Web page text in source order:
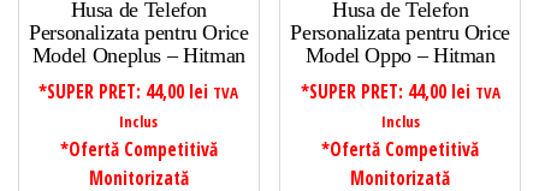
Husa de Telefon
Personalizata pentru Orice
Model Oneplus – Hitman
*SUPER PRET: 44,00 lei TVA
Inclus
*Ofertă Competitivă
Monitorizată
Husa de Telefon
Personalizata pentru Orice
Model Oppo – Hitman
*SUPER PRET: 44,00 lei TVA
Inclus
*Ofertă Competitivă
Monitorizată